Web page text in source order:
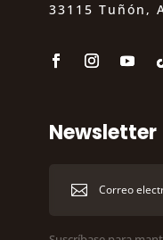
33115 Tuñón,
Newsletter